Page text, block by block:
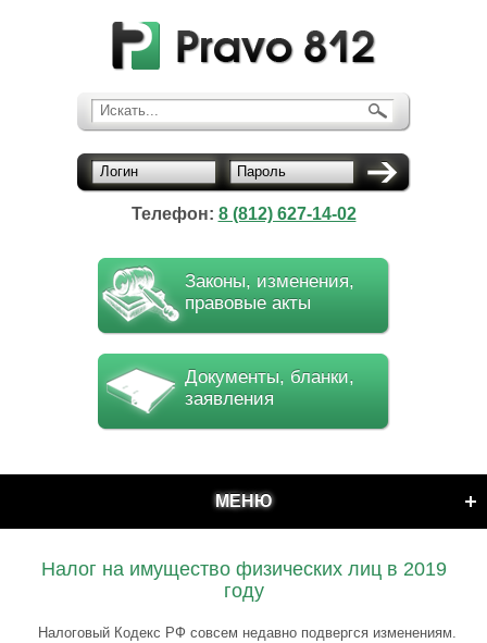
Искать...
Логин Пароль
Телефон: 8 (812) 627-14-02
Законы, изменения,
правовые акты
Документы, бланки,
заявления
МЕНЮ
Налог на имущество физических лиц в 2019
году
Налоговый Кодекс РФ совсем недавно подвергся изменениям.